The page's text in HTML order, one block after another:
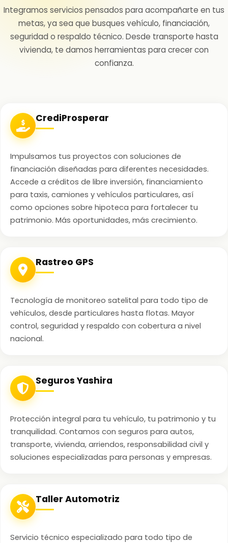
Integramos servicios pensados para acompañarte en tus
metas, ya sea que busques vehículo, financiación,
seguridad o respaldo técnico. Desde transporte hasta
vivienda, te damos herramientas para crecer con
confianza.
CrediProsperar
Impulsamos tus proyectos con soluciones de
financiación diseñadas para diferentes necesidades.
Accede a créditos de libre inversión, financiamiento
para taxis, camiones y vehículos particulares, así
como opciones sobre hipoteca para fortalecer tu
patrimonio. Más oportunidades, más crecimiento.
Rastreo GPS
Tecnología de monitoreo satelital para todo tipo de
vehículos, desde particulares hasta flotas. Mayor
control, seguridad y respaldo con cobertura a nivel
nacional.
Seguros Yashira
Protección integral para tu vehículo, tu patrimonio y tu
tranquilidad. Contamos con seguros para autos,
transporte, vivienda, arriendos, responsabilidad civil y
soluciones especializadas para personas y empresas.
Taller Automotriz
Servicio técnico especializado para todo tipo de